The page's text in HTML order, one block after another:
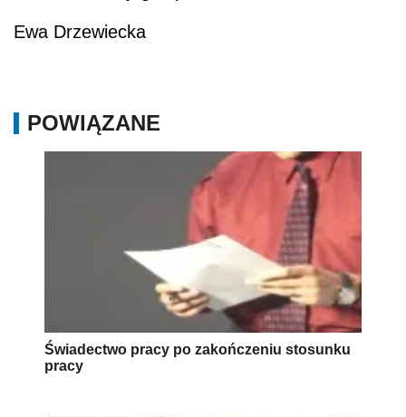
Ewa Drzewiecka
POWIĄZANE
Świadectwo pracy po zakończeniu stosunku
pracy